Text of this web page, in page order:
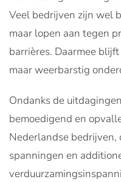
Veel bedrijven zijn wel
maar lopen aan tegen
barrières. Daarmee
maar weerbarstig
Ondanks de
bemoedigend en
Nederlandse bedrijven,
spanningen en